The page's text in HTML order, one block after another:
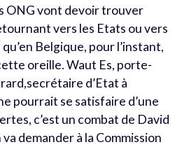
ONG vont devoir trouver
vers les Etats ou vers
Belgique, pour l’instant,
oreille. Waut Es, porte-
d’Etat à
pourrait se satisfaire d’une
c’est un combat de David
demander à la Commission